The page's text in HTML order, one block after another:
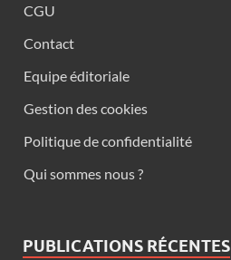
CGU
Contact
Equipe éditoriale
Gestion des cookies
Politique de confidentialité
Qui sommes nous ?
PUBLICATIONS RÉCENTES